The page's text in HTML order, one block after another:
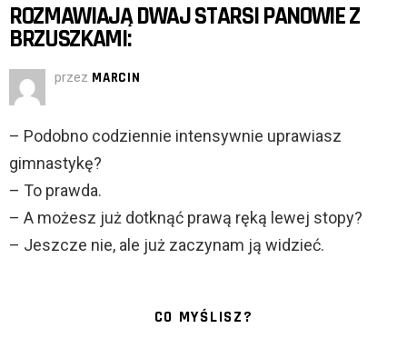
ROZMAWIAJĄ DWAJ STARSI PANOWIE Z
BRZUSZKAMI:
przez MARCIN
– Podobno codziennie intensywnie uprawiasz
gimnastykę?
– To prawda.
– A możesz już dotknąć prawą ręką lewej stopy?
– Jeszcze nie, ale już zaczynam ją widzieć.
CO MYŚLISZ?